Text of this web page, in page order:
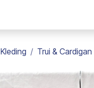
Kleding Trui & Cardigan